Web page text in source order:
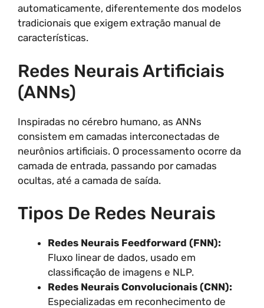
automaticamente, diferentemente dos modelos
tradicionais que exigem extração manual de
características.
Redes Neurais Artificiais
(ANNs)
Inspiradas no cérebro humano, as ANNs
consistem em camadas interconectadas de
neurônios artificiais. O processamento ocorre da
camada de entrada, passando por camadas
ocultas, até a camada de saída.
Tipos De Redes Neurais
Redes Neurais Feedforward (FNN):
Fluxo linear de dados, usado em
classificação de imagens e NLP.
Redes Neurais Convolucionais (CNN):
Especializadas em reconhecimento de